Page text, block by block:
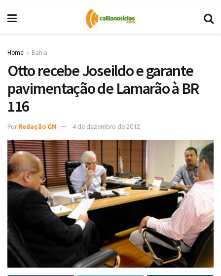
Home Bahia
Otto recebe Joseildo e garante
pavimentação de Lamarão à BR
116
Por Redação CN 4 de dezembro de 2012